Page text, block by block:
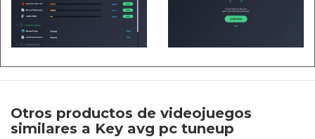
Otros productos de videojuegos
similares a Key avg pc tuneup